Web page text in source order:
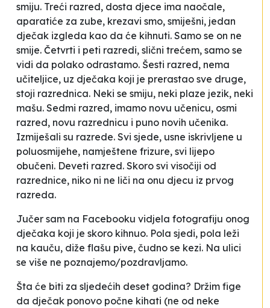
smiju. Treći razred, dosta djece ima naočale,
aparatiće za zube, krezavi smo, smiješni, jedan
dječak izgleda kao da će kihnuti. Samo se on ne
smije. Četvrti i peti razredi, slični trećem, samo se
vidi da polako odrastamo. Šesti razred, nema
učiteljice, uz dječaka koji je prerastao sve druge,
stoji razrednica. Neki se smiju, neki plaze jezik, neki
mašu. Sedmi razred, imamo novu učenicu, osmi
razred, novu razrednicu i puno novih učenika.
Izmiješali su razrede. Svi sjede, usne iskrivljene u
poluosmijehe, namještene frizure, svi lijepo
obučeni. Deveti razred. Skoro svi visočiji od
razrednice, niko ni ne liči na onu djecu iz prvog
razreda.
Jučer sam na Facebooku vidjela fotografiju onog
dječaka koji je skoro kihnuo. Pola sjedi, pola leži
na kauču, diže flašu pive, čudno se kezi. Na ulici
se više ne poznajemo/pozdravljamo.
Šta će biti za sljedećih deset godina? Držim fige
da dječak ponovo počne kihati (ne od neke